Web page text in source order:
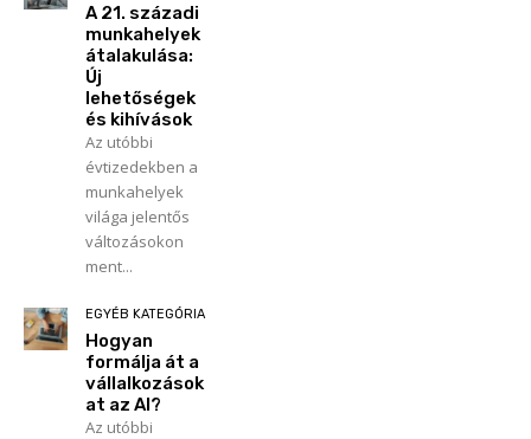
A 21. századi
munkahelyek
átalakulása:
Új
lehetőségek
és kihívások
Az utóbbi
évtizedekben a
munkahelyek
világa jelentős
változásokon
ment...
EGYÉB KATEGÓRIA
Hogyan
formálja át a
vállalkozások
at az AI?
Az utóbbi